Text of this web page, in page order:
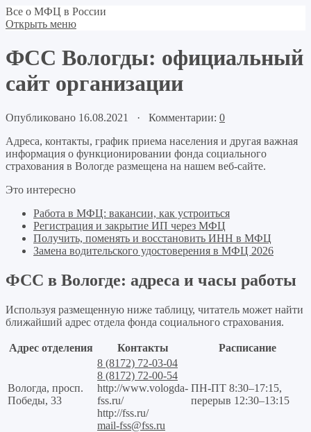
Все о МФЦ в России
Открыть меню
ФСС Вологды: официальный
сайт организации
Опубликовано 16.08.2021 · Комментарии: 0
Адреса, контакты, график приема населения и другая важная
информация о функционировании фонда социального
страхования в Вологде размещена на нашем веб-сайте.
Это интересно
Работа в МФЦ: вакансии, как устроиться
Регистрация и закрытие ИП через МФЦ
Получить, поменять и восстановить ИНН в МФЦ
Замена водительского удостоверения в МФЦ 2026
ФСС в Вологде: адреса и часы работы
Используя размещенную ниже таблицу, читатель может найти
ближайший адрес отдела фонда социального страхования.
Адрес отделения Контакты Расписание
Вологда, просп.
Победы, 33
8 (8172) 72-03-04
8 (8172) 72-00-54
http://www.vologda-
fss.ru/
http://fss.ru/
mail-fss@fss.ru
ПН-ПТ 8:30–17:15,
перерыв 12:30–13:15